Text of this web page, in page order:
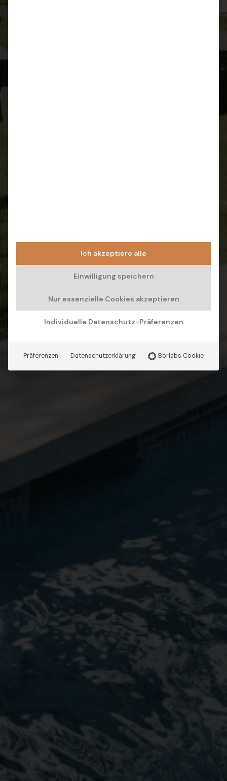
Ich akzeptiere alle
Einwilligung speichern
Nur essenzielle Cookies akzeptieren
Individuelle Datenschutz-Präferenzen
Präferenzen Datenschutzerklärung Borlabs Cookie